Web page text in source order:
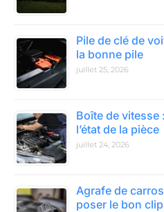
Pile de clé de
la bonne pile
juillet 25, 2026
Boîte de vitesse
l’état de la pièce
juillet 24, 2026
Agrafe de
poser le bon clip